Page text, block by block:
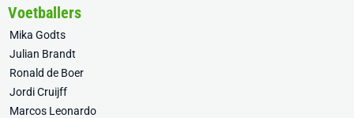
Voetballers
Mika Godts
Julian Brandt
Ronald de Boer
Jordi Cruijff
Marcos Leonardo